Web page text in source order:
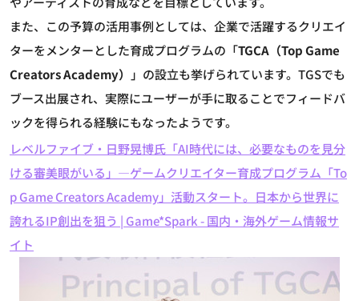
また、この予算の活用事例としては、企業で活躍するクリエイ
ターをメンターとした育成プログラムの「TGCA（Top Game
Creators Academy）
」の設立も挙げられています。TGSでも
ブース出展され、実際にユーザーが手に取ることでフィードバ
ックを得られる経験にもなったようです。
レベルファイブ・日野晃博氏「AI時代には、必要なものを見分
ける審美眼がいる」―ゲームクリエイター育成プログラム「To
p Game Creators Academy」活動スタート。日本から世界に
誇れるIP創出を狙う | Game*Spark - 国内・海外ゲーム情報サ
イト